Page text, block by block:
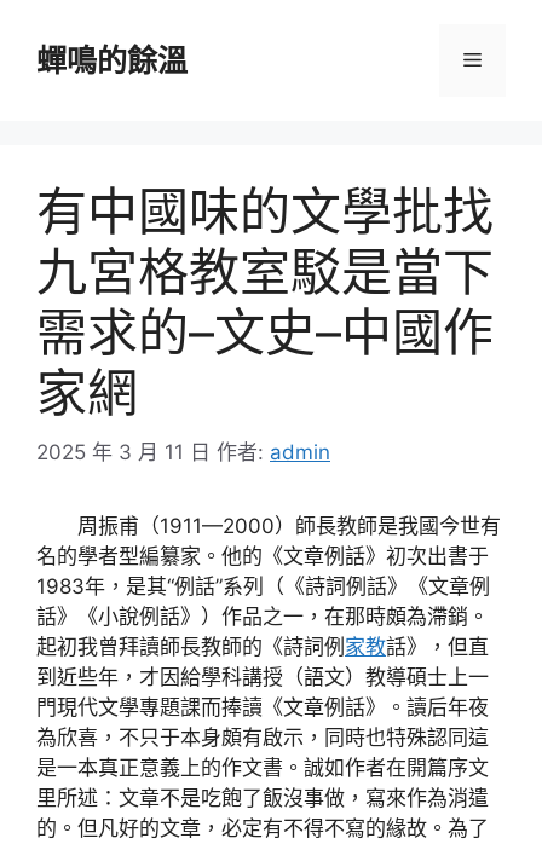
蟬鳴的餘溫 選
有中國味的文學批找
九宮格教室駁是當下
需求的–文史–中國作
家網
2025 年 3 月 11 日 作者: admin
周振甫（1911—2000）師長教師是我國今世有
名的學者型編纂家。他的《文章例話》初次出書于
1983年，是其“例話”系列（《詩詞例話》《文章例
話》《小說例話》）作品之一，在那時頗為滯銷。
起初我曾拜讀師長教師的《詩詞例 家教話》，但直
到近些年，才因給學科講授（語文）教導碩士上一
門現代文學專題課而捧讀《文章例話》。讀后年夜
為欣喜，不只于本身頗有啟示，同時也特殊認同這
是一本真正意義上的作文書。誠如作者在開篇序文
里所述：文章不是吃飽了飯沒事做，寫來作為消遣
的。但凡好的文章，必定有不得不寫的緣故。為了